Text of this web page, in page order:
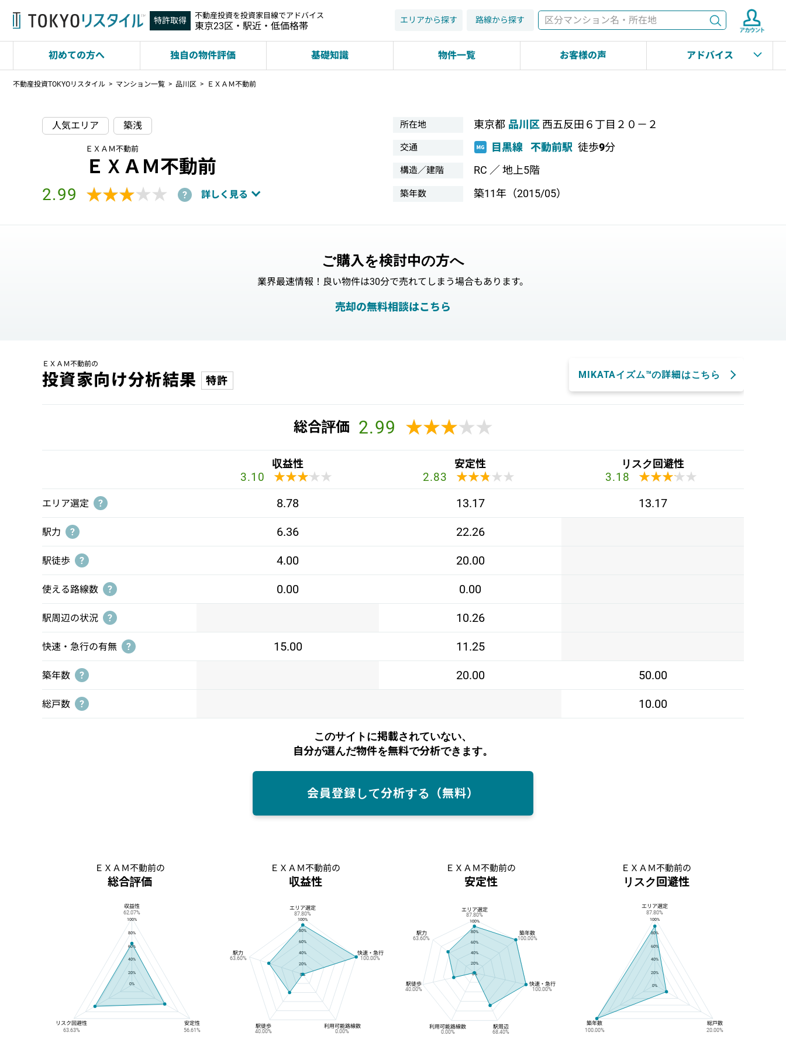
特許取得 不動産投資を投資家目線でアドバイス
東京23区・駅近・低価格帯
検索
エリアから探す 路線から探す
初めての方へ 独自の物件評価 基礎知識 物件一覧 お客様の声 アドバイス
不動産投資TOKYOリスタイル マンション一覧 品川区 ＥＸＡＭ不動前
人気エリア 築浅
ＥＸＡＭ不動前
ＥＸＡＭ不動前
2.99 ★★★★★
★★★★★ ? 詳しく見る
所在地 東京都 品川区 西五反田６丁目２０－２
交通 目黒線 不動前駅 徒歩9分
構造／建階 RC ／ 地上5階
築年数 築11年（2015/05）
ご購入を検討中の方へ
業界最速情報！良い物件は30分で売れてしまう場合もあります。
売却の無料相談はこちら
ＥＸＡＭ不動前の
投資家向け分析結果 特許 MIKATAイズム™の詳細はこちら
総合評価 2.99 ★★★★★
★★★★★
収益性
3.10 ★★★★★
★★★★★
安定性
2.83 ★★★★★
★★★★★
リスク回避性
3.18 ★★★★★
★★★★★
エリア選定 ? 8.78 13.17 13.17
駅力 ? 6.36 22.26
駅徒歩 ? 4.00 20.00
使える路線数 ? 0.00 0.00
駅周辺の状況 ? 10.26
快速・急行の有無 ? 15.00 11.25
築年数 ? 20.00 50.00
総戸数 ? 10.00
このサイトに掲載されていない、
自分が選んだ物件を無料で分析できます。
会員登録して分析する（無料）
ＥＸＡＭ不動前の
総合評価
ＥＸＡＭ不動前の総合評価
100%
80%
60%
40%
20%
0%
収益性
62.07%
リスク回避性
63.63%
安定性
56.61%
ＥＸＡＭ不動前の
収益性
ＥＸＡＭ不動前の収益性
100%
80%
60%
40%
20%
0%
エリア選定
87.80%
駅力
63.60%
駅徒歩
40.00%
利用可能路線数
0.00%
快速・急行
100.00%
ＥＸＡＭ不動前の
安定性
100%
80%
60%
40%
20%
0%
エリア選定
87.80%
駅力
63.60%
駅徒歩
40.00%
利用可能路線数
0.00%
駅周辺
68.40%
快速・急行
100.00%
築年数
100.00%
ＥＸＡＭ不動前の
リスク回避性
ＥＸＡＭ不動前のリスク回避性
100%
80%
60%
40%
20%
0%
エリア選定
87.80%
築年数
100.00%
総戸数
20.00%